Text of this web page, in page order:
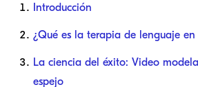
Introducción
¿Qué es la terapia de lenguaje
La ciencia del éxito: Video
espejo